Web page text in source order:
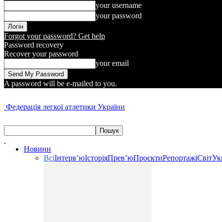
your username
your password
Forgot your password? Get help
Password recovery
Recover your password
your email
A password will be e-mailed to you.
Федерація легкої атлетики України
Новини
ВсіІнтерв’юІсторіяПрев’юПроєктиРепортажіСвіт